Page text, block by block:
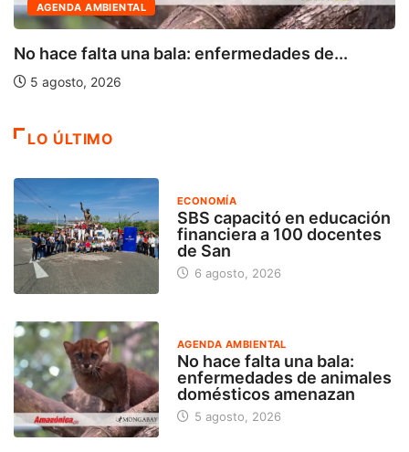
AGENDA AMBIENTAL
No hace falta una bala: enfermedades de...
5 agosto, 2026
LO ÚLTIMO
ECONOMÍA
SBS capacitó en educación
financiera a 100 docentes
de San
6 agosto, 2026
AGENDA AMBIENTAL
No hace falta una bala:
enfermedades de animales
domésticos amenazan
5 agosto, 2026